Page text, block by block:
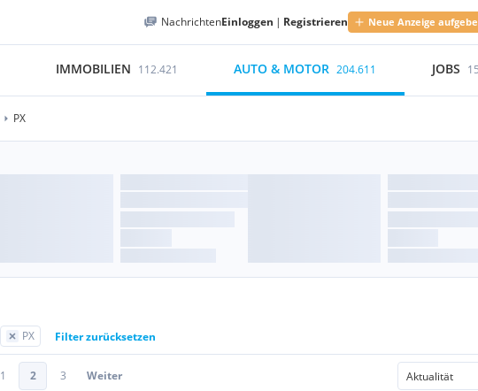
NachrichtenEinloggen | Registrieren Neue Anzeige
IMMOBILIEN 112.421 AUTO & MOTOR 204.611 JOBS
PX
PX Filter zurücksetzen
1 2 3 Weiter